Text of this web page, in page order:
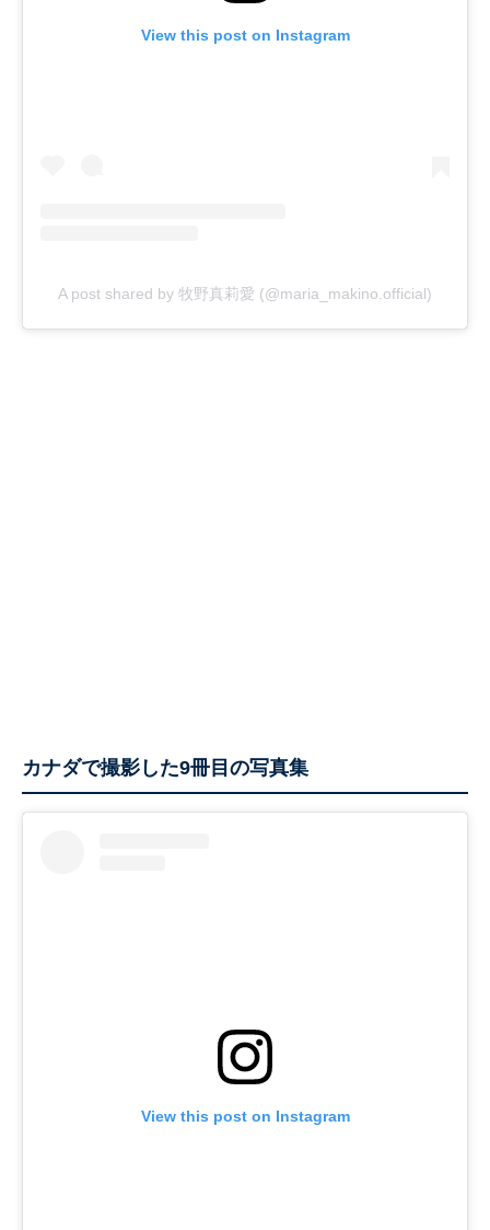
View this post on Instagram
A post shared by 牧野真莉愛 (@maria_makino.official)
カナダで撮影した9冊目の写真集
View this post on Instagram